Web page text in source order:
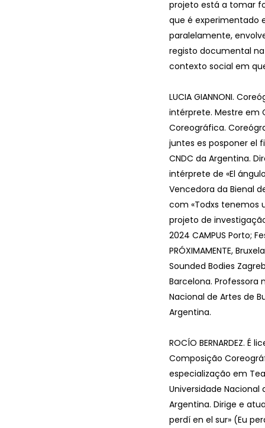
projeto está a tomar
que é experimentado
paralelamente,
registo documental
contexto social em
LUCIA GIANNONI.
intérprete. Mestre em
Coreográfica.
juntes es posponer el
CNDC da Argentina.
intérprete de «El
Vencedora da Bienal
com «Todxs tenemos
projeto de
2024 CAMPUS Porto;
PRÓXIMAMENTE,
Sounded Bodies
Barcelona. Professora
Nacional de Artes de
Argentina.
ROCÍO BERNARDEZ. É
Composição
especialização em
Universidade Nacional
Argentina. Dirige e
perdí en el sur» (Eu